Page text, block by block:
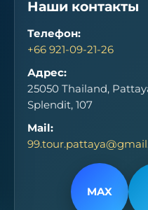
Наши контакты
Телефон:
+66 921-09-21-26
Адрес:
25050 Thailand,
Splendit, 107
Mail:
MAX